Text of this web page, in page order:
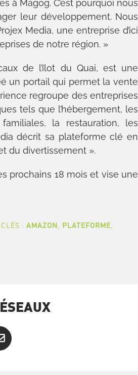
à Magog. C’est pourquoi nous
leur développement. Nous
Media, une entreprise d’ici
de notre région. »
de l’îlot du Quai, est une
un portail qui permet la vente
regroupe des entreprises
tels que l’hébergement, les
la restauration, les
décrit sa plateforme clé en
du divertissement ».
prochains 18 mois et vise une
: AMAZON PLATEFORME,